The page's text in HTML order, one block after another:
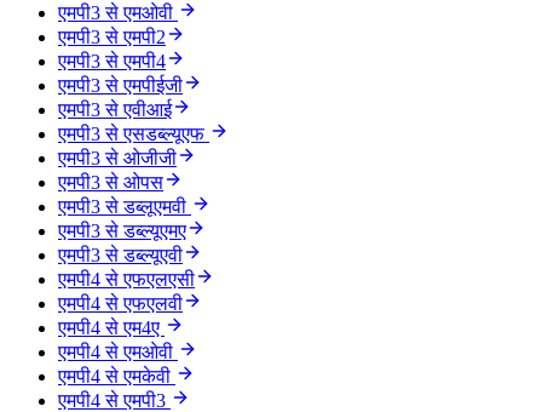
एमपी3 से एमओवी
एमपी3 से एमपी2
एमपी3 से एमपी4
एमपी3 से एमपीईजी
एमपी3 से एवीआई
एमपी3 से एसडब्ल्यूएफ
एमपी3 से ओजीजी
एमपी3 से ओपस
एमपी3 से डब्लूएमवी
एमपी3 से डब्ल्यूएमए
एमपी3 से डब्ल्यूएवी
एमपी4 से एफएलएसी
एमपी4 से एफएलवी
एमपी4 से एम4ए
एमपी4 से एमओवी
एमपी4 से एमकेवी
एमपी4 से एमपी3